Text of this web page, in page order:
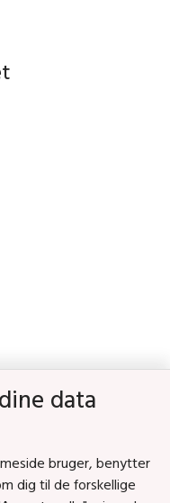
data
bruger, benytter
dig til de forskellige